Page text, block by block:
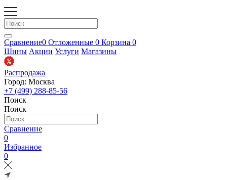
Сравнение0 Отложенные 0 Корзина 0
Шины Акции Услуги Магазины
Распродажа
Город: Москва
+7 (499) 288-85-56
Поиск
Поиск
Сравнение
0
Избранное
0